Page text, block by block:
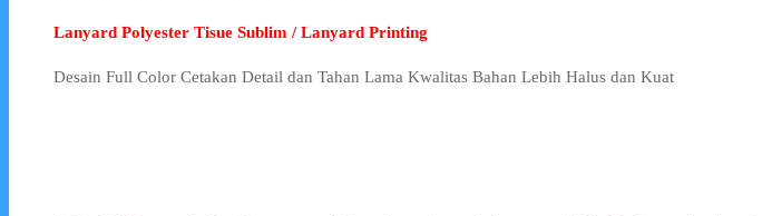
Lanyard Polyester Tisue Sublim / Lanyard Printing
Desain Full Color Cetakan Detail dan Tahan Lama Kwalitas Bahan Lebih Halus dan Kuat